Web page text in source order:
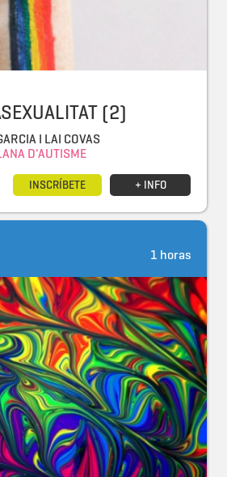
(2)
I LAI COVAS
D'AUTISME
+ INFO
INSCRÍBETE
1 horas